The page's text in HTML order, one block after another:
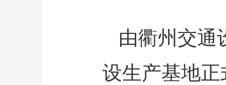
由衢州交通
设生产基地